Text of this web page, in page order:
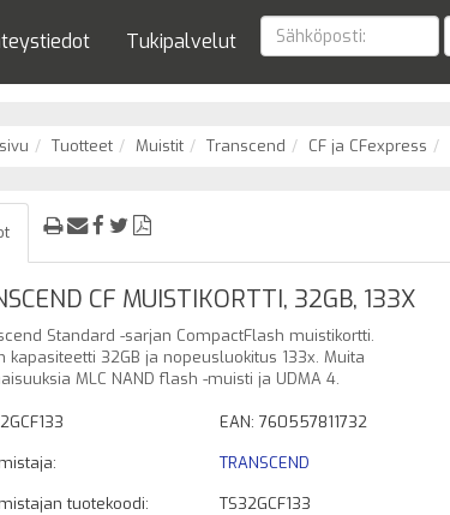
Tukipalvelut
Tuotteet Muistit Transcend CF ja CFexpress
CF MUISTIKORTTI, 32GB, 133X
Standard -sarjan CompactFlash muistikortti.
kapasiteetti 32GB ja nopeusluokitus 133x. Muita
MLC NAND flash -muisti ja UDMA 4.
EAN: 760557811732
TRANSCEND
tuotekoodi:
TS32GCF133